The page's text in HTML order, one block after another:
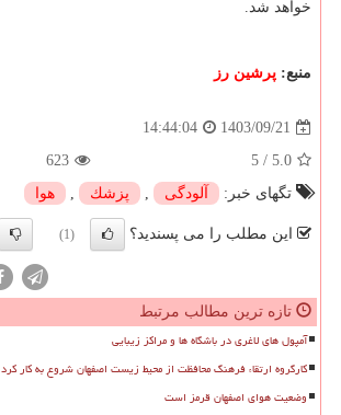
خواهد شد.
منبع: پرشین رز
1403/09/21
14:44:04
5.0
/
5
623
تگهای خبر:
آلودگی , پزشك , هوا
این مطلب را می پسندید؟ (1)
تازه ترین مطالب مرتبط
آمپول های لاغری در باشگاه ها و مراکز زیبایی
کارگروه ارتقاء فرهنگ محافظت از محیط زیست اصفهان شروع به کار کرد
وضعیت هوای اصفهان قرمز است